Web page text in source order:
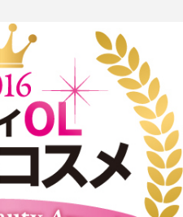
GWI調査から読み解く2030年の
都市型スパ――身近なウェルネ
の次世代モデル
2026.08.06